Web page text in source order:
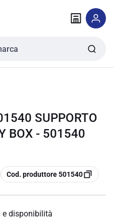
SUPPORTO
BOX - 501540
copia
Cod. produttore 501540
e disponibilità